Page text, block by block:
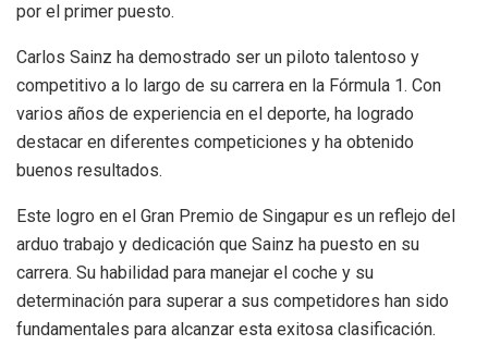
por el primer puesto.
Carlos Sainz ha demostrado ser un piloto talentoso y
competitivo a lo largo de su carrera en la Fórmula 1. Con
varios años de experiencia en el deporte, ha logrado
destacar en diferentes competiciones y ha obtenido
buenos resultados.
Este logro en el Gran Premio de Singapur es un reflejo del
arduo trabajo y dedicación que Sainz ha puesto en su
carrera. Su habilidad para manejar el coche y su
determinación para superar a sus competidores han sido
fundamentales para alcanzar esta exitosa clasificación.